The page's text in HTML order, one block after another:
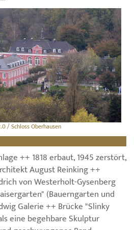
/ Schloss Oberhausen
++ 1818 erbaut, 1945 zerstört,
August Reinking ++
von Westerholt-Gysenberg
(Bauerngarten und
Galerie ++ Brücke "Slinky
eine begehbare Skulptur